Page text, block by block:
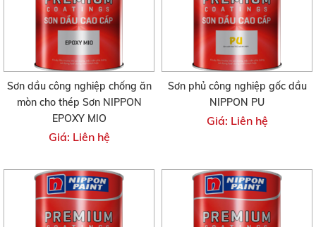
Sơn dầu công nghiệp chống ăn
mòn cho thép Sơn NIPPON
EPOXY MIO
Giá: Liên hệ
Sơn phủ công nghiệp gốc dầu
NIPPON PU
Giá: Liên hệ